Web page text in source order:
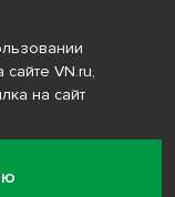
VN.ru,
на сайт